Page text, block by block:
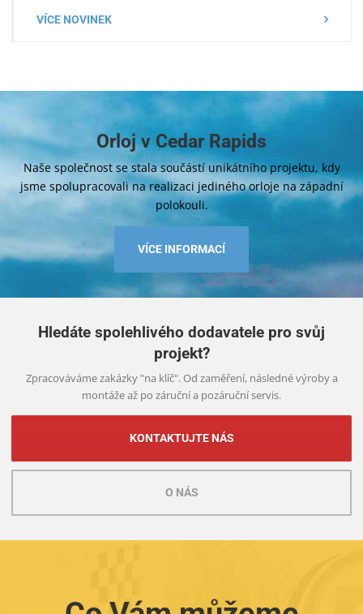
VÍCE NOVINEK
Orloj v Cedar Rapids
Naše společnost se stala součástí unikátního projektu, kdy
jsme spolupracovali na realizaci jediného orloje na západní
polokouli.
VÍCE INFORMACÍ
Hledáte spolehlivého dodavatele pro svůj
projekt?
Zpracováváme zakázky "na klíč". Od zaměření, následné výroby a
montáže až po záruční a pozáruční servis.
KONTAKTUJTE NÁS
O NÁS